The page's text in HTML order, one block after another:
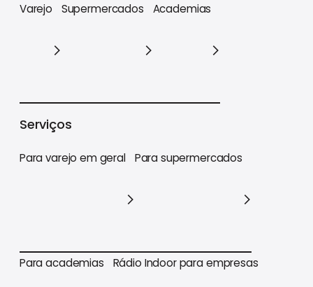
Varejo Supermercados Academias
Serviços
Para varejo em geral
Para varejo em geral
Para supermercados
Para supermercados
Para academias Rádio Indoor para empresas